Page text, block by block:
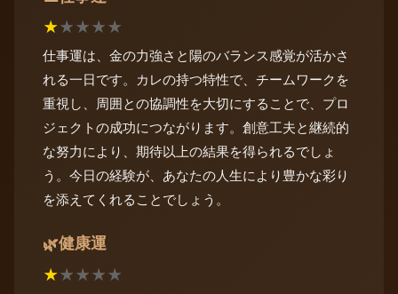
★★★★★
仕事運は、金の力強さと陽のバランス感覚が活かさ
れる一日です。カレの持つ特性で、チームワークを
重視し、周囲との協調性を大切にすることで、プロ
ジェクトの成功につながります。創意工夫と継続的
な努力により、期待以上の結果を得られるでしょ
う。今日の経験が、あなたの人生により豊かな彩り
を添えてくれることでしょう。
🌿健康運
★★★★★